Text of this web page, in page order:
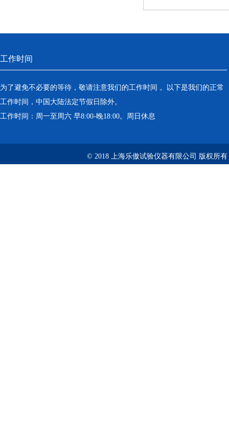
工作时间
为了避免不必要的等待，敬请注意我们的工作时间 。以下是我们的正常
工作时间，中国大陆法定节假日除外。
工作时间：周一至周六 早8:00-晚18:00。周日休息
© 2018 上海乐傲试验仪器有限公司 版权所